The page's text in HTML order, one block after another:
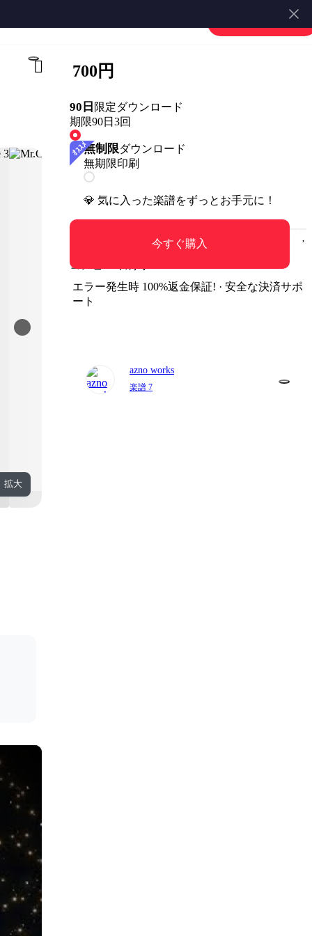
会員登録・ログイン
拡大
700円
90日 限定ダウンロード
期限90日 3回
無制限ダウンロード
無期限印刷
💎 気に入った楽譜をずっとお手元に！
今すぐ購入
コンビニ印刷可
エラー発生時 100%返金保証! · 安全な決済サポ
ート
azno works
楽譜 7